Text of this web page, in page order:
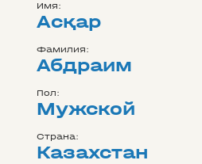
Имя:
Асқар
Фамилия:
Абдраим
Пол:
Мужской
Страна:
Казахстан